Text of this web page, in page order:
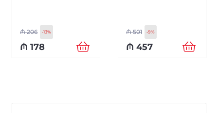
₼206 -13%
₼ 178
₼501 -9%
₼ 457